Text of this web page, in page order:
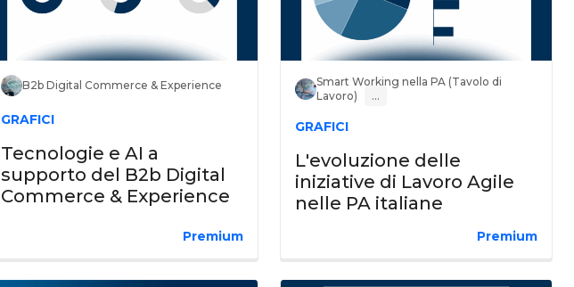
B2b Digital Commerce & Experience
GRAFICI
Tecnologie e AI a
supporto del B2b Digital
Commerce & Experience
Premium
Smart Working nella PA (Tavolo di
Lavoro)
…
GRAFICI
L'evoluzione delle
iniziative di Lavoro Agile
nelle PA italiane
Premium